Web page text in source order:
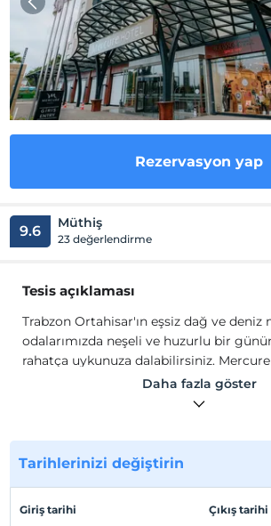
Rezervasyon yap
9.6 Müthiş
23 değerlendirme
Tesis açıklaması
Trabzon Ortahisar'ın eşsiz dağ ve deniz
odalarımızda neşeli ve huzurlu bir
rahatça uykunuza dalabilirsiniz.
mükemmel deniz manzarası, emsalsiz
yüksek kalite standartlarındaki değişik
bir tatil sunuyor.
Uluslararası ve Karadeniz ana sahil yolu
Kaşüstü'de bulunan Mercure Trabzon
havaalanına 4 km mesafededir. Mercure
Daha fazla göster
Tarihlerinizi değiştirin
Giriş tarihi Çıkış tarihi